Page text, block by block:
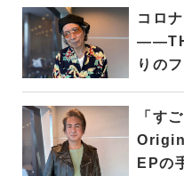
コロ
りの
「す
EPの